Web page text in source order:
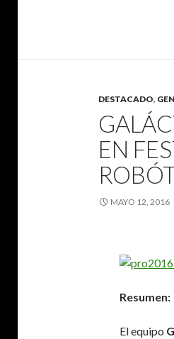
DESTACADO,
EN
MAYO 12, 2016
Resumen:
El equipo